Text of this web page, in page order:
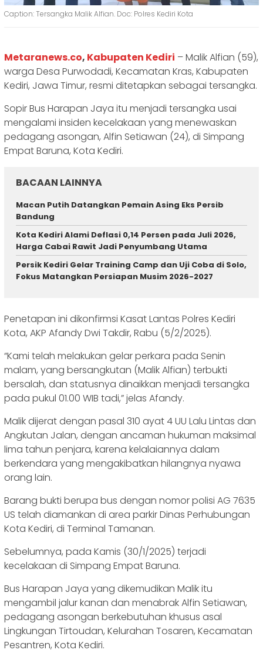
Caption: Tersangka Malik Alfian. Doc: Polres Kediri Kota
Metaranews.co, Kabupaten Kediri – Malik Alfian (59),
warga Desa Purwodadi, Kecamatan Kras, Kabupaten
Kediri, Jawa Timur, resmi ditetapkan sebagai tersangka.
Sopir Bus Harapan Jaya itu menjadi tersangka usai
mengalami insiden kecelakaan yang menewaskan
pedagang asongan, Alfin Setiawan (24), di Simpang
Empat Baruna, Kota Kediri.
BACAAN LAINNYA
Macan Putih Datangkan Pemain Asing Eks Persib
Bandung
Kota Kediri Alami Deflasi 0,14 Persen pada Juli 2026,
Harga Cabai Rawit Jadi Penyumbang Utama
Persik Kediri Gelar Training Camp dan Uji Coba di Solo,
Fokus Matangkan Persiapan Musim 2026-2027
Penetapan ini dikonfirmsi Kasat Lantas Polres Kediri
Kota, AKP Afandy Dwi Takdir, Rabu (5/2/2025).
“Kami telah melakukan gelar perkara pada Senin
malam, yang bersangkutan (Malik Alfian) terbukti
bersalah, dan statusnya dinaikkan menjadi tersangka
pada pukul 01.00 WIB tadi,” jelas Afandy.
Malik dijerat dengan pasal 310 ayat 4 UU Lalu Lintas dan
Angkutan Jalan, dengan ancaman hukuman maksimal
lima tahun penjara, karena kelalaiannya dalam
berkendara yang mengakibatkan hilangnya nyawa
orang lain.
Barang bukti berupa bus dengan nomor polisi AG 7635
US telah diamankan di area parkir Dinas Perhubungan
Kota Kediri, di Terminal Tamanan.
Sebelumnya, pada Kamis (30/1/2025) terjadi
kecelakaan di Simpang Empat Baruna.
Bus Harapan Jaya yang dikemudikan Malik itu
mengambil jalur kanan dan menabrak Alfin Setiawan,
pedagang asongan berkebutuhan khusus asal
Lingkungan Tirtoudan, Kelurahan Tosaren, Kecamatan
Pesantren, Kota Kediri.